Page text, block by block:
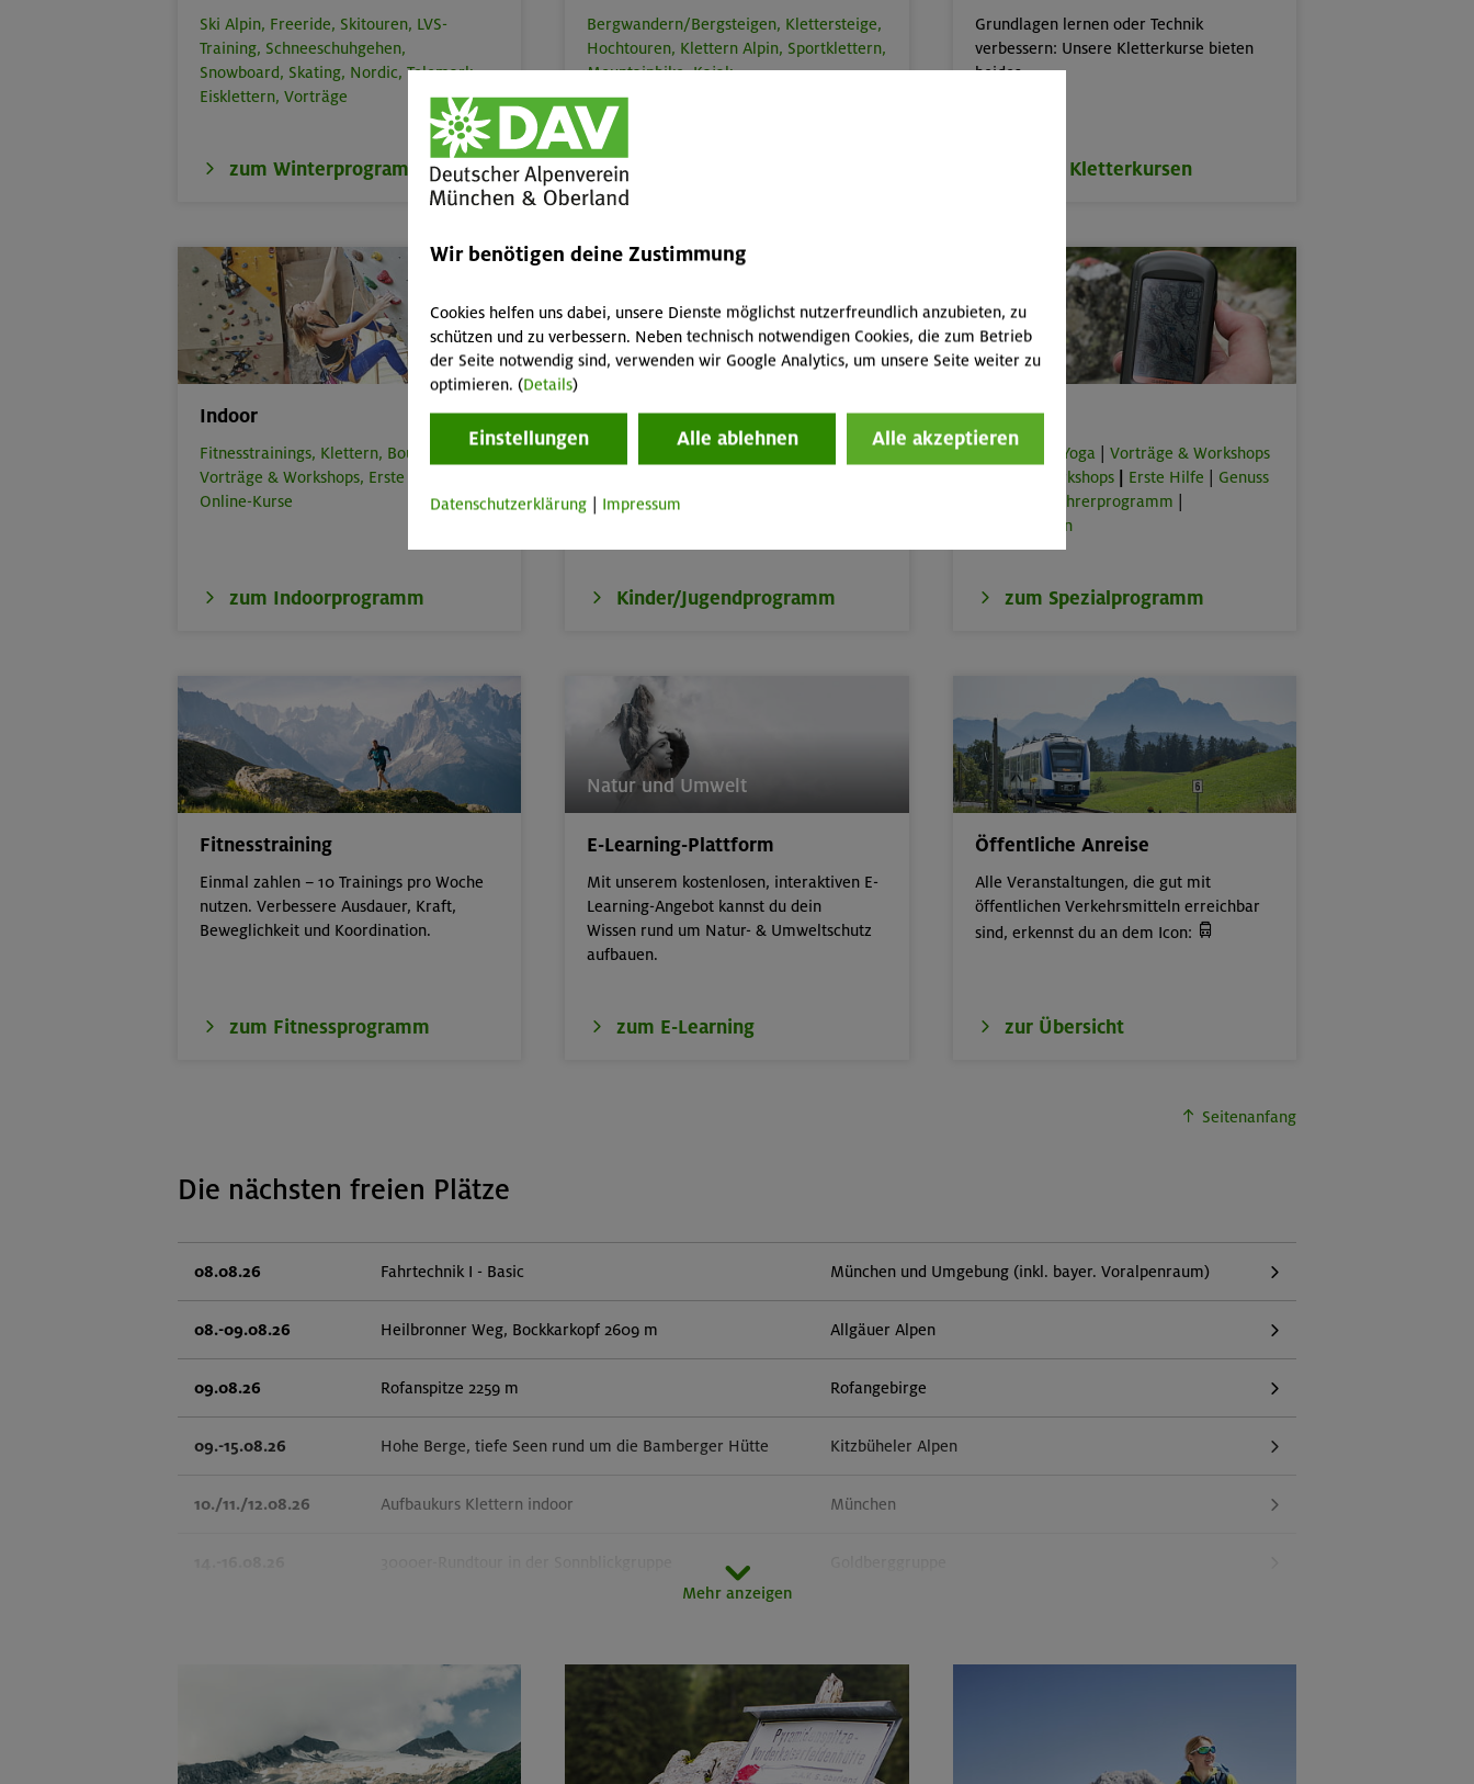
Ski Alpin, Freeride, Skitouren, LVS-
Training, Schneeschuhgehen,
Snowboard, Skating, Nordic, Telemark,
Eisklettern, Vorträge
zum Winterprogramm
Bergwandern/Bergsteigen, Klettersteige,
Hochtouren, Klettern Alpin, Sportklettern,
Mountainbike, Kajak
Sommerprogramm
Grundlagen lernen oder Technik
verbessern: Unsere Kletterkurse bieten
beides.
zu den Kletterkursen
Indoor
Fitnesstrainings, Klettern, Bouldern,
Vorträge & Workshops, Erste Hilfe,
Online-Kurse
zum Indoorprogramm
Kinder, Jugend & Familie
17, Familienkurse, -touren und -freizeiten
Kinder/Jugendprogramm
Spezial
Workouts & Yoga
Vorträge & Workshops
Online-Workshops Erste Hilfe
Genuss
Bergführerprogramm
Arbeitstouren
zum Spezialprogramm
Fitnesstraining
Einmal zahlen – 10 Trainings pro Woche
nutzen. Verbessere Ausdauer, Kraft,
Beweglichkeit und Koordination.
zum Fitnessprogramm
Natur und Umwelt
E-Learning-Plattform
Mit unserem kostenlosen, interaktiven E-
Learning-Angebot kannst du dein
Wissen rund um Natur- & Umweltschutz
aufbauen.
zum E-Learning
Öffentliche Anreise
Alle Veranstaltungen, die gut mit
öffentlichen Verkehrsmitteln erreichbar
sind, erkennst du an dem Icon: 
zur Übersicht
Seitenanfang
Die nächsten freien Plätze
08.08.26 Fahrtechnik I - Basic München und Umgebung (inkl. bayer. Voralpenraum)
08.-09.08.26 Heilbronner Weg, Bockkarkopf 2609 m Allgäuer Alpen
09.08.26 Rofanspitze 2259 m Rofangebirge
09.-15.08.26 Hohe Berge, tiefe Seen rund um die Bamberger Hütte Kitzbüheler Alpen
10./11./12.08.26 Aufbaukurs Klettern indoor München
Klettertreff indoor München
Hohes Licht 2651 m, Rappenseekopf 2468 m Allgäuer Alpen
Mehr anzeigen
Wir benötigen deine Zustimmung
Cookies helfen uns dabei, unsere Dienste möglichst nutzerfreundlich anzubieten, zu
schützen und zu verbessern. Neben technisch notwendigen Cookies, die zum Betrieb
der Seite notwendig sind, verwenden wir Google Analytics, um unsere Seite weiter zu
optimieren. (Details)
Einstellungen Alle ablehnen Alle akzeptieren
Datenschutzerklärung Impressum